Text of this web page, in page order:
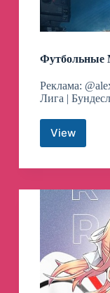
Футбольные
Реклама:
Лига |
View
Мемы
Telegram